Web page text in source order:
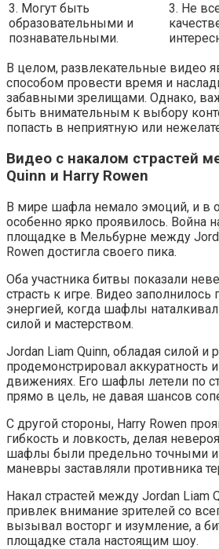
3. Могут быть
образовательными и
познавательными.
3. Не
В целом, развлекательные видео
способом провести время и
забавными зрелищами. Однако,
быть внимательным к выбору
попасть в неприятную или
Видео с накалом страстей
Quinn и Harry Rowen
В мире шафла немало эмоций, и в
особенно ярко проявилось. Война
площадке в Мельбурне между
Rowen достигла своего пика.
Оба участника битвы показали
страсть к игре. Видео заполнилось
энергией, когда шафлы
силой и мастерством.
Jordan Liam Quinn, обладая силой и
продемонстрировал аккуратность
движениях. Его шафлы летели по
прямо в цель, не давая шансов
С другой стороны, Harry Rowen
гибкость и ловкость, делая
шафлы были предельно точными
маневры заставляли противника
Накал страстей между Jordan Liam
привлек внимание зрителей со
вызывал восторг и изумление, а
площадке стала настоящим шоу.